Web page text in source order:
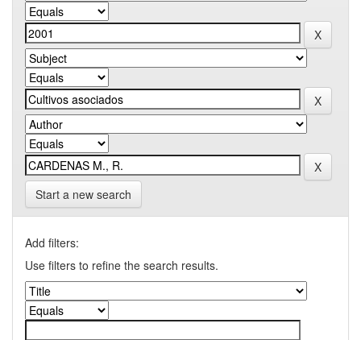
Start a new search
Add filters:
Use filters to refine the search results.